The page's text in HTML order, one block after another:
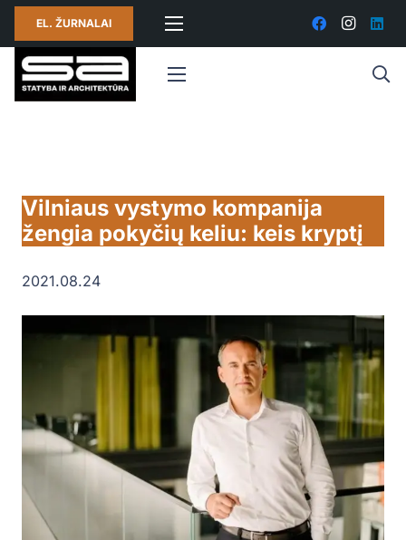
EL. ŽURNALAI
Vilniaus vystymo kompanija
žengia pokyčių keliu: keis kryptį
2021.08.24